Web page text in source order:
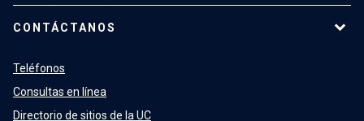
CONTÁCTANOS
Teléfonos
Consultas en línea
Directorio de sitios de la UC